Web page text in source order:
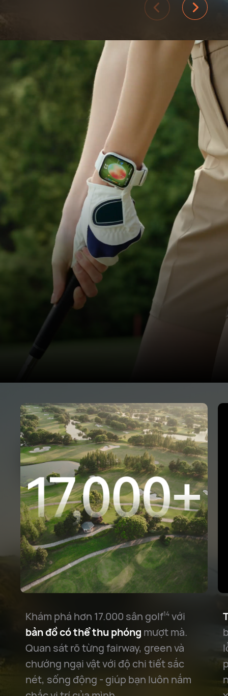
Khám phá hơn 17.000 sân golf14với
bản đồ có thể thu phóng mượt mà.
Quan sát rõ từng fairway, green và
chướng ngại vật với độ chi tiết sắc
nét, sống động - giúp bạn luôn nắm